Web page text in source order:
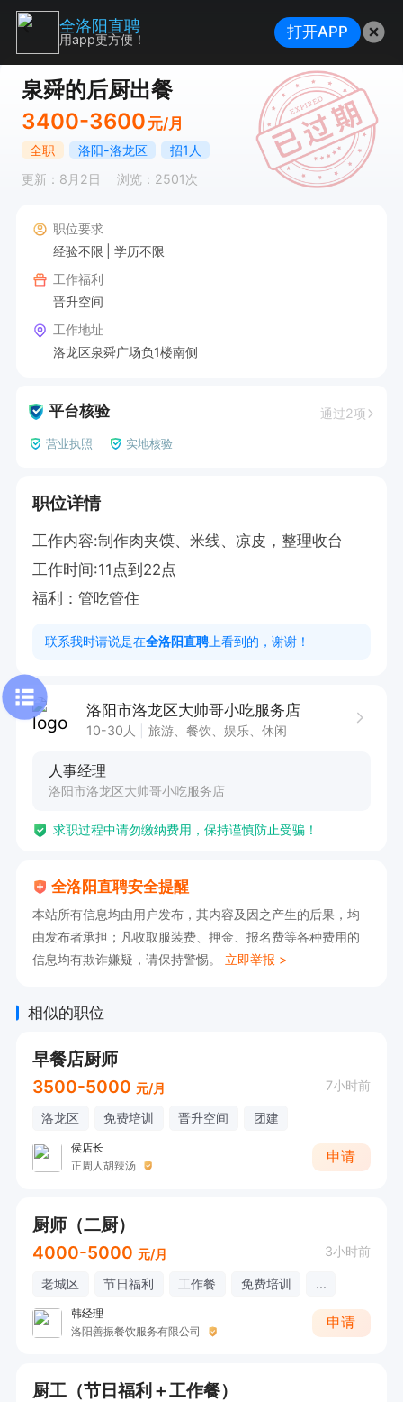
泉舜的后厨出餐
3400-3600 元/月
全职 洛阳-洛龙区
招1人
更新：8月2日
浏览：2501次
职位要求
经验不限
学历不限
工作福利
晋升空间
工作地址
洛龙区泉舜广场负1楼南侧
平台核验 通过2项
营业执照 实地核验
职位详情
工作内容:制作肉夹馍、米线、凉皮，整理收台
工作时间:11点到22点
福利：管吃管住
联系我时请说是在全洛阳直聘 上看到的，谢谢！
洛阳市洛龙区大帅哥小吃服务店
10-30人 旅游、餐饮、娱乐、休闲
人事经理
洛阳市洛龙区大帅哥小吃服务店
求职过程中请勿缴纳费用，保持谨慎防止受骗！
全洛阳直聘安全提醒
本站所有信息均由用户发布，其内容及因之产生的后果，均
由发布者承担；凡收取服装费、押金、报名费等各种费用的
信息均有欺诈嫌疑，请保持警惕。 立即举报 >
相似的职位
早餐店厨师
3500-5000 元/月 7小时前
洛龙区 免费培训 晋升空间 团建
侯店长
正周人胡辣汤
申请
厨师（二厨）
4000-5000 元/月 3小时前
老城区 节日福利 工作餐 免费培训 ...
韩经理
洛阳善振餐饮服务有限公司
申请
厨工（节日福利＋工作餐）
全洛阳直聘
用app更方便！ 打开APP